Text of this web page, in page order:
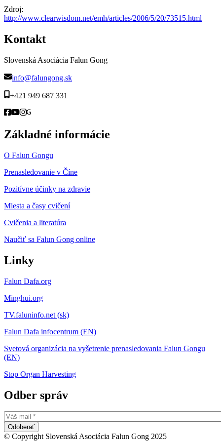
Zdroj:
http://www.clearwisdom.net/emh/articles/2006/5/20/73515.html
Kontakt
Slovenská Asociácia Falun Gong
info@falungong.sk
+421 949 687 331
Základné informácie
O Falun Gongu
Prenasledovanie v Číne
Pozitívne účinky na zdravie
Miesta a časy cvičení
Cvičenia a literatúra
Naučiť sa Falun Gong online
Linky
Falun Dafa.org
Minghui.org
TV.faluninfo.net (sk)
Falun Dafa infocentrum (EN)
Svetová organizácia na vyšetrenie prenasledovania Falun Gongu
(EN)
Stop Organ Harvesting
Odber správ
© Copyright Slovenská Asociácia Falun Gong 2025